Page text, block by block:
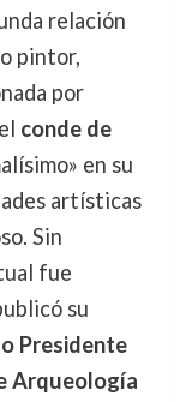
relación
pintor,
por
conde de
en su
artísticas
Sin
fue
su
Presidente
Arqueología